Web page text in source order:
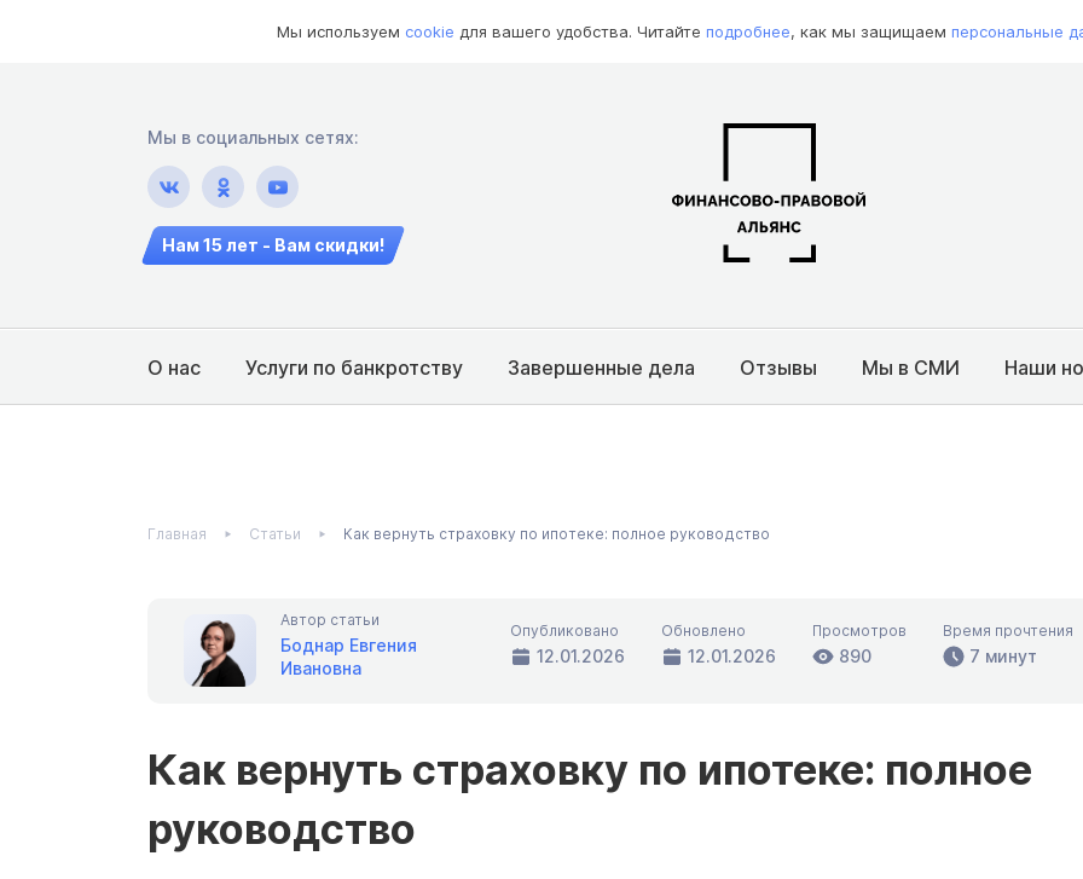
Мы используем cookie для вашего удобства. Читайте подробнее, как мы защищаем персональные
Мы в социальных сетях:
Нам 15 лет - Вам скидки!
О нас Услуги по банкротству Завершенные дела Отзывы Мы в СМИ Наши
Главная Статьи Как вернуть страховку по ипотеке: полное руководство
Автор статьи
Боднар Евгения
Ивановна
Опубликовано
12.01.2026
Обновлено
12.01.2026
Просмотров
890
Время прочтения
7 минут
Как вернуть страховку по ипотеке: полное
руководство